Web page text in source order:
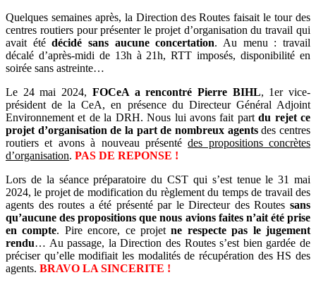
Quelques semaines après, la Direction des Routes faisait le tour des
centres routiers pour présenter le projet d’organisation du travail qui
avait étédécidé sans aucune concertation. Au menu : travail
décalé d’après-midi de 13h à 21h, RTT imposés, disponibilité en
soirée sans astreinte…
Le 24 mai 2024, FOCeA a rencontré Pierre BIHL, 1er vice-
président de la CeA, en présence du Directeur Général Adjoint
Environnement et de la DRH. Nous lui avons fait partdu rejet ce
projet d’organisation de la part de nombreux agentsdes centres
routiers et avons à nouveau présentédes propositions concrètes
d’organisation. PAS DE REPONSE !
Lors de la séance préparatoire du CST qui s’est tenue le 31 mai
2024, le projet de modification du règlement du temps de travail des
agents des routes a été présenté par le Directeur des Routes sans
qu’aucune des propositions que nous avions faites n’ait été prise
en compte. Pire encore, ce projetne respecte pas le jugement
rendu… Au passage, la Direction des Routes s’est bien gardée de
préciser qu’elle modifiait les modalités de récupération des HS des
agents. BRAVO LA SINCERITE !